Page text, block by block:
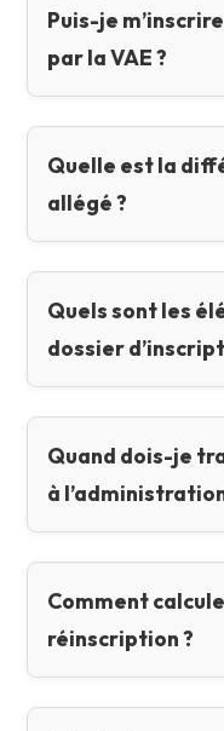
Puis-je
par la VAE ?
Quelle est la
allégé ?
Quels sont les
dossier
Quand dois-je
à
Comment
réinscription ?